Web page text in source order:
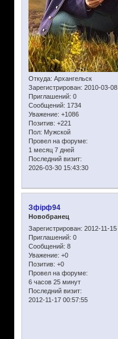
Откуда: Архангельск
Зарегистрирован: 2010-03-08
Приглашений: 0
Сообщений: 1734
Уважение: +1086
Позитив: +221
Пол: Мужской
Провел на форуме:
1 месяц 7 дней
Последний визит:
2026-03-30 15:43:30
Зфірф94
Новобранец
Зарегистрирован: 2012-11-15
Приглашений: 0
Сообщений: 8
Уважение: +0
Позитив: +0
Провел на форуме:
6 часов 25 минут
Последний визит:
2012-11-17 00:57:55